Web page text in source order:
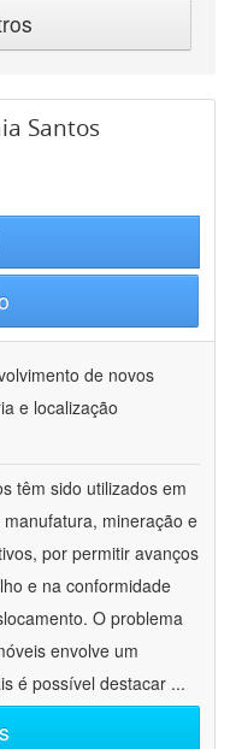
Santos
de novos
e localização
têm sido utilizados em
mineração e
por permitir avanços
e na conformidade
O problema
envolve um
é possível destacar ...